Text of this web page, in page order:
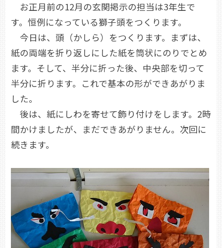
お正月前の12月の玄関掲示の担当は3年生で
す。恒例になっている獅子頭をつくります。
今日は、頭（かしら）をつくります。まずは、
紙の両端を折り返しにした紙を筒状にのりでとめ
ます。そして、半分に折った後、中央部を切って
半分に折ります。これで基本の形ができあがりま
した。
後は、紙にしわを寄せて飾り付けをします。2時
間かけましたが、まだできあがりません。次回に
続きます。